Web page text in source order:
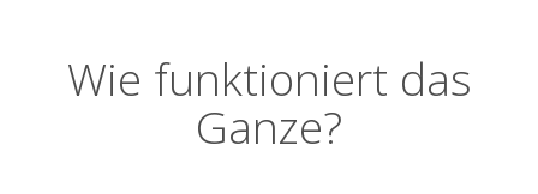
Wie funktioniert das
Ganze?